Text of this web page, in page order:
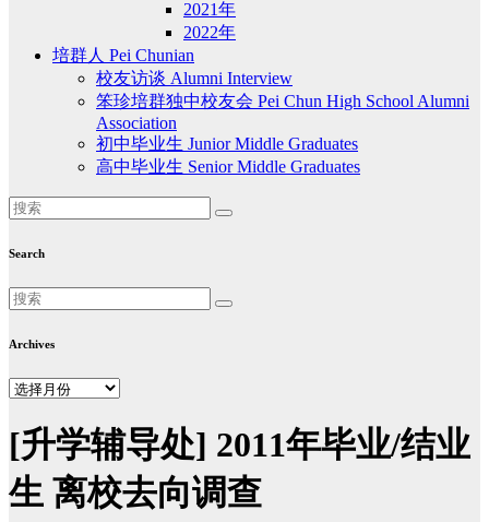
2021年
2022年
培群人 Pei Chunian
校友访谈 Alumni Interview
笨珍培群独中校友会 Pei Chun High School Alumni
Association
初中毕业生 Junior Middle Graduates
高中毕业生 Senior Middle Graduates
Search
Archives
Archives
[升学辅导处] 2011年毕业/结业
生 离校去向调查